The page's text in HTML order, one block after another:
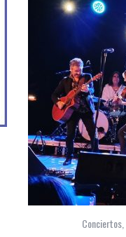
Conciertos